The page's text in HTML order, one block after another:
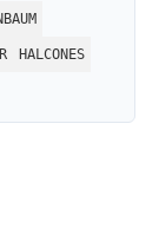
HALCONES